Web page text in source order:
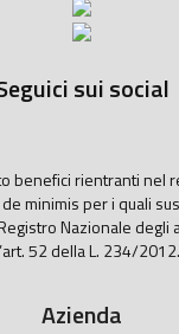
sui social
benefici rientranti nel
minimis per i quali
Nazionale degli
52 della L. 234/2012.
Azienda